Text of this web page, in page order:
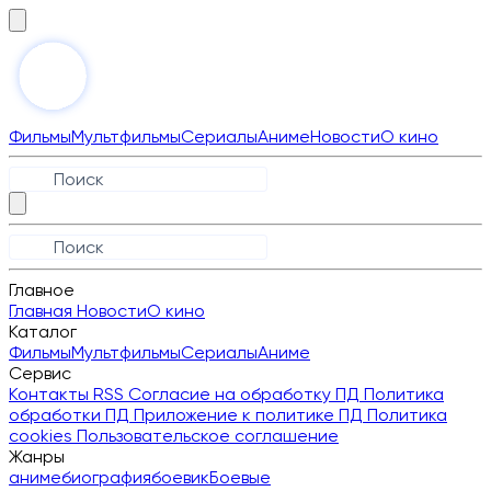
ФильмыМультфильмыСериалыАнимеНовостиО кино
Главное
Главная НовостиО кино
Каталог
ФильмыМультфильмыСериалыАниме
Сервис
Контакты RSS Согласие на обработку ПД Политика
обработки ПД Приложение к политике ПД Политика
cookies Пользовательское соглашение
Жанры
анимебиографиябоевикБоевые